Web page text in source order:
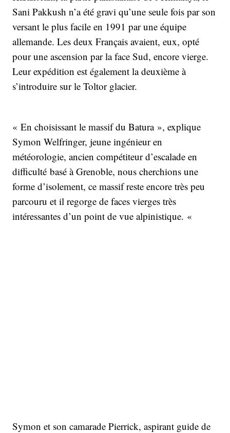
Sani Pakkush n’a été gravi qu’une seule fois par son
versant le plus facile en 1991 par une équipe
allemande. Les deux Français avaient, eux, opté
pour une ascension par la face Sud, encore vierge.
Leur expédition est également la deuxième à
s’introduire sur le Toltor glacier.
« En choisissant le massif du Batura », explique
Symon Welfringer, jeune ingénieur en
météorologie, ancien compétiteur d’escalade en
difficulté basé à Grenoble, nous cherchions une
forme d’isolement, ce massif reste encore très peu
parcouru et il regorge de faces vierges très
intéressantes d’un point de vue alpinistique. «
Symon et son camarade Pierrick, aspirant guide de